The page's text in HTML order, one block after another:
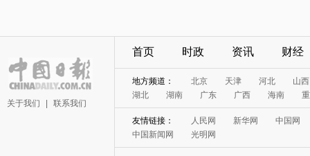
关于我们 联系我们
首页 时政 资讯 财经
地方频道： 北京 天津 河北
山西
湖北
湖南 广东 广西 海南
友情链接： 人民网 新华网
中国网
中国新闻网
光明网